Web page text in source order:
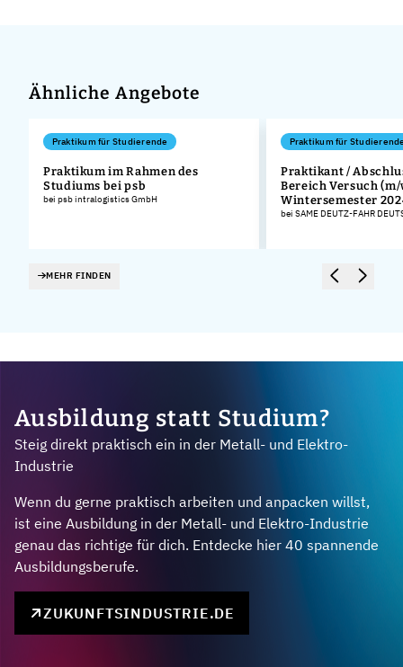
Ähnliche Angebote
Praktikum für Studierende
Praktikum im Rahmen des
Studiums bei psb
bei psb intralogistics GmbH
Praktikum für
Praktikant /
Bereich Versuch
Wintersemester
bei SAME DEUTZ-FAHR
MEHR FINDEN
Ausbildung statt Studium?
Steig direkt praktisch ein in der Metall- und Elektro-
Industrie
Wenn du gerne praktisch arbeiten und anpacken willst,
ist eine Ausbildung in der Metall- und Elektro-Industrie
genau das richtige für dich. Entdecke hier 40 spannende
Ausbildungsberufe.
ZUKUNFTSINDUSTRIE.DE